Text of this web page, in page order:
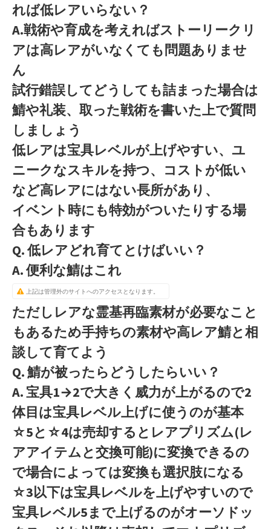
れば低レアいらない？
A.戦術や育成を考えればストーリークリ
アは高レアがいなくても問題ありませ
ん
試行錯誤してどうしても詰まった場合は
鯖や礼装、取った戦術を書いた上で質問
しましょう
低レアは宝具レベルが上げやすい、ユ
ニークなスキルを持つ、コストが低い
など高レアにはない長所があり、
イベント時にも特効がついたりする場
合もあります
Q. 低レアどれ育てとけばいい？
A. 便利な鯖はこれ
上記は管理外のサイトへのアクセスとなります。
ただしレアな霊基再臨素材が必要なこと
もあるため手持ちの素材や高レア鯖と相
談して育てよう
Q. 鯖が被ったらどうしたらいい？
A. 宝具1→2で大きく威力が上がるので2
体目は宝具レベル上げに使うのが基本
☆5と☆4は売却するとレアプリズム(レ
アアイテムと交換可能)に変換できるの
で場合によっては変換も選択肢になる
☆3以下は宝具レベルを上げやすいので
宝具レベル5まで上げるのがオーソドッ